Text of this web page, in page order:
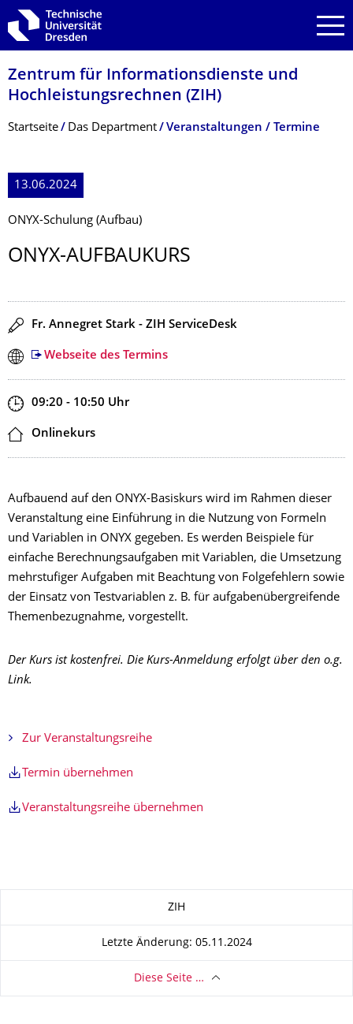
Zur Hauptnavigation springen
Zur Suche springen
Zum Inhalt springen
Zentrum für Informations­dienste und
Hochleistungs­rechnen (ZIH)
Breadcrumb-Menü
Startseite Das Department Veranstaltungen / Termine
13.06.2024
ONYX-Schulung (Aufbau)
ONYX-AUFBAUKURS
Redner
Fr. Annegret Stark - ZIH ServiceDesk
Webseite des Termins
Zeit
09:20 - 10:50 Uhr
Ort
Onlinekurs
Aufbauend auf den ONYX-Basiskurs wird im Rahmen dieser
Veranstaltung eine Einführung in die Nutzung von Formeln
und Variablen in ONYX gegeben. Es werden Beispiele für
einfache Berechnungsaufgaben mit Variablen, die Umsetzung
mehrstufiger Aufgaben mit Beachtung von Folgefehlern sowie
der Einsatz von Testvariablen z. B. für aufgabenübergreifende
Themenbezugnahme, vorgestellt.
Der Kurs ist kostenfrei. Die Kurs-Anmeldung erfolgt über den o.g.
Link.
Zur Veranstaltungsreihe
Termin übernehmen
Veranstaltungsreihe übernehmen
ZIH
Letzte Änderung: 05.11.2024
Diese Seite …